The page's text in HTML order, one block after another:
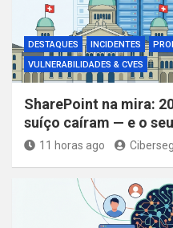
DESTAQUES INCIDENTES
VULNERABILIDADES & CVES
SharePoint na mira:
suíço caíram — e o
11 horas ago